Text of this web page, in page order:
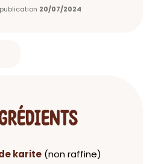
20/07/2024
karite (non raffine)